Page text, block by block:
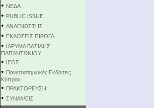
• NEΔΑ
• PUBLIC ISSUE
• ΑΝΑΓΝΩΣΤΗΣ
• ΕΚΔΟΣΕΙΣ ΠΙΡΟΓΑ
• ΙΔΡΥΜΑ ΒΑΣΙΛΗΣ
ΠΑΠΑΝΤΩΝΙΟΥ
• ΙΕΘΣ
• Πανεπιστημιακές Εκδόσεις
Κύπρου
• ΠΡΑΚΤΟΡΕΥΣΗ
• ΣΥΝΑΨΕΙΣ